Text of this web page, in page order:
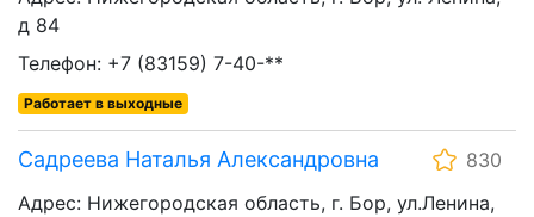
д 84
Телефон: +7 (83159) 7-40-**
Работает в выходные
Садреева Наталья Александровна
830
Адрес: Нижегородская область, г. Бор, ул.Ленина,